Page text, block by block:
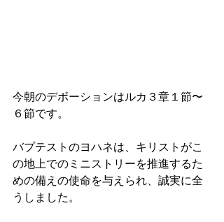
今朝のデボーションはルカ３章１節〜
６節です。
バプテストのヨハネは、キリストがこ
の地上でのミニストリーを推進するた
めの備えの使命を与えられ、誠実に全
うしました。